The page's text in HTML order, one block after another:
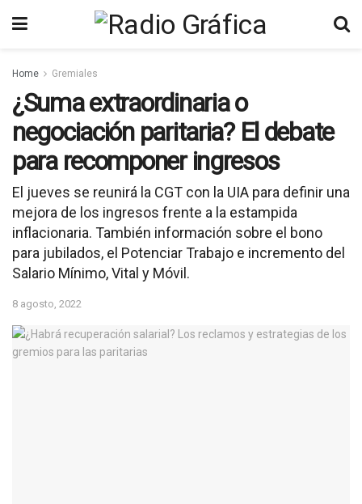
Home Gremiales
¿Suma extraordinaria o
negociación paritaria? El debate
para recomponer ingresos
El jueves se reunirá la CGT con la UIA para definir una
mejora de los ingresos frente a la estampida
inflacionaria. También información sobre el bono
para jubilados, el Potenciar Trabajo e incremento del
Salario Mínimo, Vital y Móvil.
8 agosto, 2022